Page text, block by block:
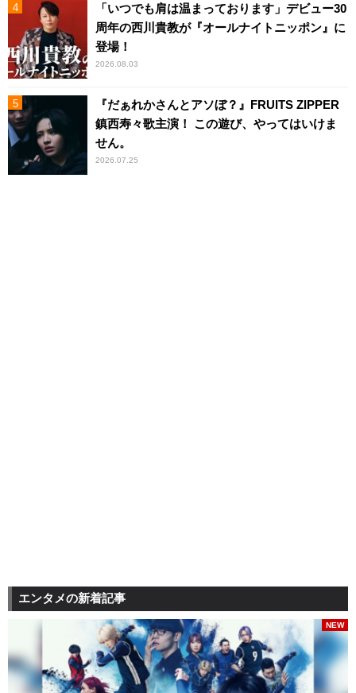
「いつでも肩は温まっております」デビュー30
周年の西川貴教が『オールナイトニッポン』に
登場！
2026.08.03
『だぁれかさんとアソぼ？』FRUITS ZIPPER
鎮西寿々歌主演！ この遊び、やってはいけま
せん。
2026.07.25
エンタメの新着記事
NEW